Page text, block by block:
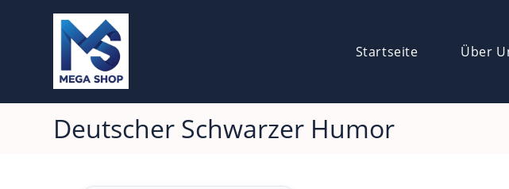
Startseite Über
Deutscher Schwarzer Humor